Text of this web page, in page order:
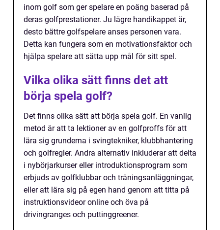
inom golf som ger spelare en poäng baserad på
deras golfprestationer. Ju lägre handikappet är,
desto bättre golfspelare anses personen vara.
Detta kan fungera som en motivationsfaktor och
hjälpa spelare att sätta upp mål för sitt spel.
Vilka olika sätt finns det att
börja spela golf?
Det finns olika sätt att börja spela golf. En vanlig
metod är att ta lektioner av en golfproffs för att
lära sig grunderna i svingtekniker, klubbhantering
och golfregler. Andra alternativ inkluderar att delta
i nybörjarkurser eller introduktionsprogram som
erbjuds av golfklubbar och träningsanläggningar,
eller att lära sig på egen hand genom att titta på
instruktionsvideor online och öva på
drivingranges och puttinggreener.